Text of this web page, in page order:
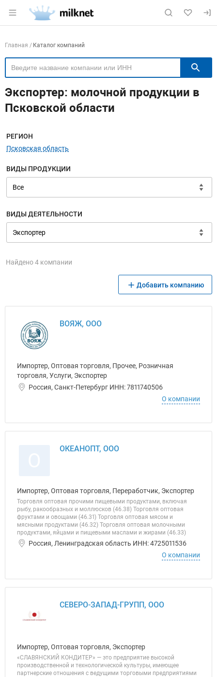
Раздел навигации по сайту milknet.ru
Навигация по компаниям
Главная Каталог компаний
Экспортер: молочной продукции в
Псковской области
Меню навигации
РЕГИОН
Псковская область
ВИДЫ ПРОДУКЦИИ
ВИДЫ ДЕЯТЕЛЬНОСТИ
Найдено 4 компании
Добавить компанию
ВОЯЖ, ООО
Импортер, Оптовая торговля, Прочее, Розничная
торговля, Услуги, Экспортер
Россия, Санкт-Петербург ИНН: 7811740506
О компании
ОКЕАНОПТ, ООО
Импортер, Оптовая торговля, Переработчик, Экспортер
Торговля оптовая прочими пищевыми продуктами, включая
рыбу, ракообразных и моллюсков (46.38) Торговля оптовая
фруктами и овощами (46.31) Торговля оптовая мясом и
мясными продуктами (46.32) Торговля оптовая молочными
продуктами, яйцами и пищевыми маслами и жирами (46.33)
Россия, Ленинградская область ИНН: 4725011536
О компании
СЕВЕРО-ЗАПАД-ГРУПП, ООО
Импортер, Оптовая торговля, Экспортер
«СЛАВЯНСКИЙ КОНДИТЕР» — это предприятие высокой
производственной и технологической культуры, имеющее
партнерские отношения с ведущими торговыми предприятиями